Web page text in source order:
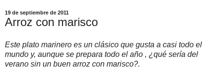
19 de septiembre de 2011
Arroz con marisco
Este plato marinero es un clásico que gusta a casi todo el
mundo y, aunque se prepara todo el año , ¿qué sería del
verano sin un buen arroz con marisco?.